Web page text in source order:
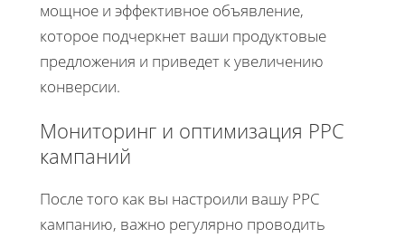
мощное и эффективное объявление,
которое подчеркнет ваши продуктовые
предложения и приведет к увеличению
конверсии.
Мониторинг и оптимизация PPC
кампаний
После того как вы настроили вашу PPC
кампанию, важно регулярно проводить